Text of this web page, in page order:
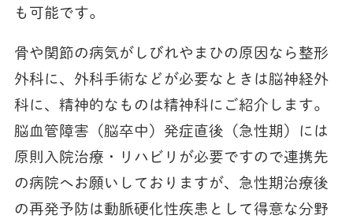
も可能です。
骨や関節の病気がしびれやまひの原因なら整形
外科に、外科手術などが必要なときは脳神経外
科に、精神的なものは精神科にご紹介します。
脳血管障害（脳卒中）発症直後（急性期）には
原則入院治療・リハビリが必要ですので連携先
の病院へお願いしておりますが、急性期治療後
の再発予防は動脈硬化性疾患として得意な分野